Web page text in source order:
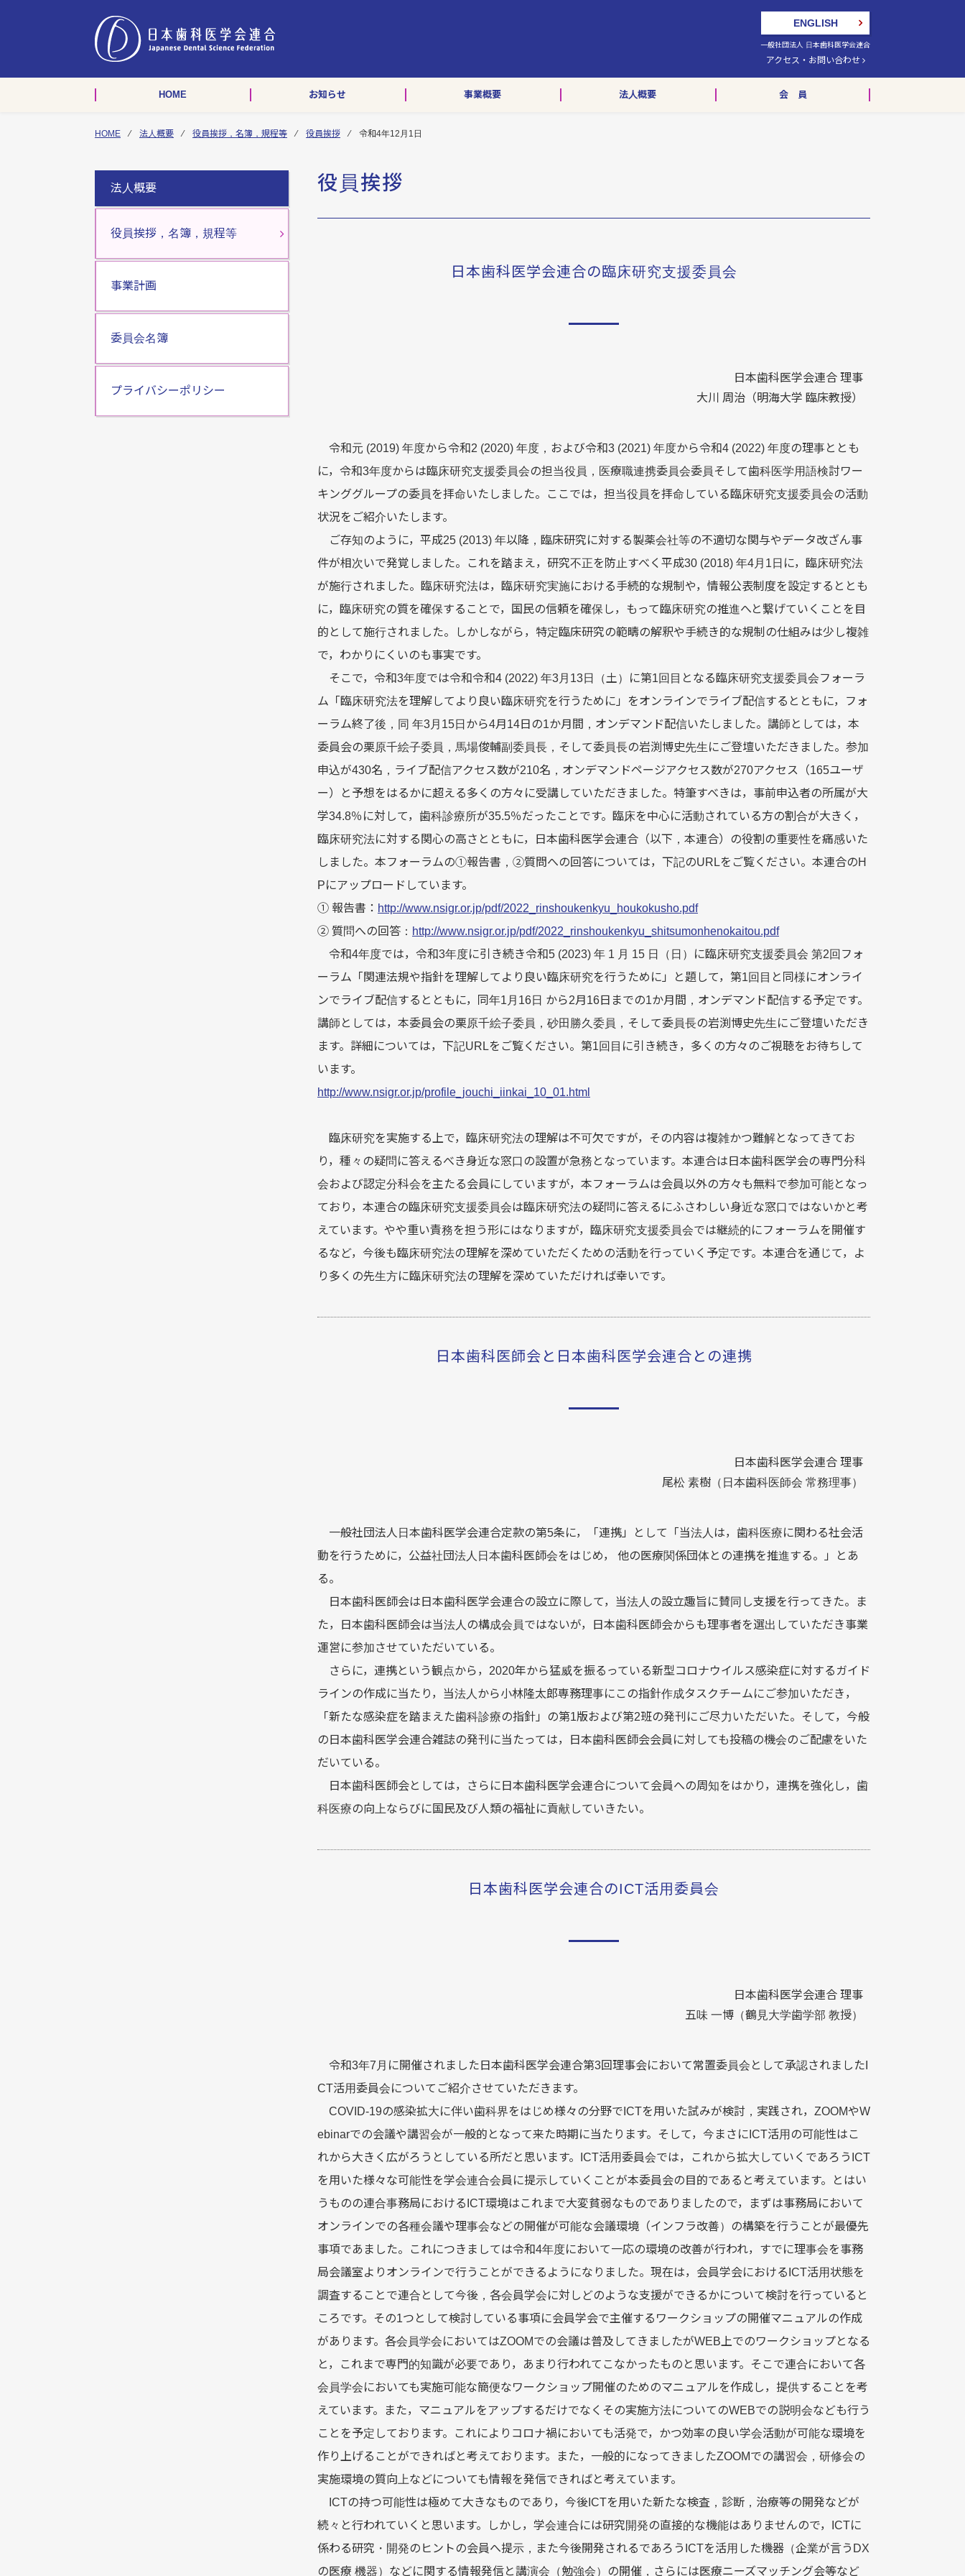
ENGLISH
一般社団法人 日本歯科医学会連合
アクセス・お問い合わせ
HOME お知らせ 事業概要 法人概要 会 員
HOME ⁄ 法人概要 ⁄ 役員挨拶，名簿，規程等 ⁄ 役員挨拶 ⁄ 令和4年12月1日
役員挨拶
日本歯科医学会連合の臨床研究支援委員会
日本歯科医学会連合 理事
大川 周治（明海大学 臨床教授）
令和元 (2019) 年度から令和2 (2020) 年度，および令和3 (2021) 年度から令和4 (2022) 年度の理事ととも
に，令和3年度からは臨床研究支援委員会の担当役員，医療職連携委員会委員そして歯科医学用語検討ワー
キンググループの委員を拝命いたしました。ここでは，担当役員を拝命している臨床研究支援委員会の活動
状況をご紹介いたします。
ご存知のように，平成25 (2013) 年以降，臨床研究に対する製薬会社等の不適切な関与やデータ改ざん事
件が相次いで発覚しました。これを踏まえ，研究不正を防止すべく平成30 (2018) 年4月1日に，臨床研究法
が施行されました。臨床研究法は，臨床研究実施における手続的な規制や，情報公表制度を設定するととも
に，臨床研究の質を確保することで，国民の信頼を確保し，もって臨床研究の推進へと繋げていくことを目
的として施行されました。しかしながら，特定臨床研究の範疇の解釈や手続き的な規制の仕組みは少し複雑
で，わかりにくいのも事実です。
そこで，令和3年度では令和令和4 (2022) 年3月13日（土）に第1回目となる臨床研究支援委員会フォーラ
ム「臨床研究法を理解してより良い臨床研究を行うために」をオンラインでライブ配信するとともに，フォ
ーラム終了後，同 年3月15日から4月14日の1か月間，オンデマンド配信いたしました。講師としては，本
委員会の栗原千絵子委員，馬場俊輔副委員長，そして委員長の岩渕博史先生にご登壇いただきました。参加
申込が430名，ライブ配信アクセス数が210名，オンデマンドページアクセス数が270アクセス（165ユーザ
ー）と予想をはるかに超える多くの方々に受講していただきました。特筆すべきは，事前申込者の所属が大
学34.8％に対して，歯科診療所が35.5％だったことです。臨床を中心に活動されている方の割合が大きく，
臨床研究法に対する関心の高さとともに，日本歯科医学会連合（以下，本連合）の役割の重要性を痛感いた
しました。本フォーラムの①報告書，②質問への回答については，下記のURLをご覧ください。本連合のH
Pにアップロードしています。
① 報告書： http://www.nsigr.or.jp/pdf/2022_rinshoukenkyu_houkokusho.pdf
② 質問への回答： http://www.nsigr.or.jp/pdf/2022_rinshoukenkyu_shitsumonhenokaitou.pdf
令和4年度では，令和3年度に引き続き令和5 (2023) 年 1 月 15 日（日）に臨床研究支援委員会 第2回フォ
ーラム「関連法規や指針を理解してより良い臨床研究を行うために」と題して，第1回目と同様にオンライ
ンでライブ配信するとともに，同年1月16日 から2月16日までの1か月間，オンデマンド配信する予定です。
講師としては，本委員会の栗原千絵子委員，砂田勝久委員，そして委員長の岩渕博史先生にご登壇いただき
ます。詳細については，下記URLをご覧ください。第1回目に引き続き，多くの方々のご視聴をお待ちして
います。
http://www.nsigr.or.jp/profile_jouchi_iinkai_10_01.html
臨床研究を実施する上で，臨床研究法の理解は不可欠ですが，その内容は複雑かつ難解となってきてお
り，種々の疑問に答えるべき身近な窓口の設置が急務となっています。本連合は日本歯科医学会の専門分科
会および認定分科会を主たる会員にしていますが，本フォーラムは会員以外の方々も無料で参加可能となっ
ており，本連合の臨床研究支援委員会は臨床研究法の疑問に答えるにふさわしい身近な窓口ではないかと考
えています。やや重い責務を担う形にはなりますが，臨床研究支援委員会では継続的にフォーラムを開催す
るなど，今後も臨床研究法の理解を深めていただくための活動を行っていく予定です。本連合を通じて，よ
り多くの先生方に臨床研究法の理解を深めていただければ幸いです。
日本歯科医師会と日本歯科医学会連合との連携
日本歯科医学会連合 理事
尾松 素樹（日本歯科医師会 常務理事）
一般社団法人日本歯科医学会連合定款の第5条に，「連携」として「当法人は，歯科医療に関わる社会活
動を行うために，公益社団法人日本歯科医師会をはじめ， 他の医療関係団体との連携を推進する。」とあ
る。
日本歯科医師会は日本歯科医学会連合の設立に際して，当法人の設立趣旨に賛同し支援を行ってきた。ま
た，日本歯科医師会は当法人の構成会員ではないが，日本歯科医師会からも理事者を選出していただき事業
運営に参加させていただいている。
さらに，連携という観点から，2020年から猛威を振るっている新型コロナウイルス感染症に対するガイド
ラインの作成に当たり，当法人から小林隆太郎専務理事にこの指針作成タスクチームにご参加いただき，
「新たな感染症を踏まえた歯科診療の指針」の第1版および第2班の発刊にご尽力いただいた。そして，今般
の日本歯科医学会連合雑誌の発刊に当たっては，日本歯科医師会会員に対しても投稿の機会のご配慮をいた
だいている。
日本歯科医師会としては，さらに日本歯科医学会連合について会員への周知をはかり，連携を強化し，歯
科医療の向上ならびに国民及び人類の福祉に貢献していきたい。
日本歯科医学会連合のICT活用委員会
日本歯科医学会連合 理事
五味 一博（鶴見大学歯学部 教授）
令和3年7月に開催されました日本歯科医学会連合第3回理事会において常置委員会として承認されましたI
CT活用委員会についてご紹介させていただきます。
COVID-19の感染拡大に伴い歯科界をはじめ様々の分野でICTを用いた試みが検討，実践され，ZOOMやW
ebinarでの会議や講習会が一般的となって来た時期に当たります。そして，今まさにICT活用の可能性はこ
れから大きく広がろうとしている所だと思います。ICT活用委員会では，これから拡大していくであろうICT
を用いた様々な可能性を学会連合会員に提示していくことが本委員会の目的であると考えています。とはい
うものの連合事務局におけるICT環境はこれまで大変貧弱なものでありましたので，まずは事務局において
オンラインでの各種会議や理事会などの開催が可能な会議環境（インフラ改善）の構築を行うことが最優先
事項であました。これにつきましては令和4年度において一応の環境の改善が行われ，すでに理事会を事務
局会議室よりオンラインで行うことができるようになりました。現在は，会員学会におけるICT活用状態を
調査することで連合として今後，各会員学会に対しどのような支援ができるかについて検討を行っていると
ころです。その1つとして検討している事項に会員学会で主催するワークショップの開催マニュアルの作成
があります。各会員学会においてはZOOMでの会議は普及してきましたがWEB上でのワークショップとなる
と，これまで専門的知識が必要であり，あまり行われてこなかったものと思います。そこで連合において各
会員学会においても実施可能な簡便なワークショップ開催のためのマニュアルを作成し，提供することを考
えています。また，マニュアルをアップするだけでなくその実施方法についてのWEBでの説明会なども行う
ことを予定しております。これによりコロナ禍においても活発で，かつ効率の良い学会活動が可能な環境を
作り上げることができればと考えております。また，一般的になってきましたZOOMでの講習会，研修会の
実施環境の質向上などについても情報を発信できればと考えています。
ICTの持つ可能性は極めて大きなものであり，今後ICTを用いた新たな検査，診断，治療等の開発などが
続々と行われていくと思います。しかし，学会連合には研究開発の直接的な機能はありませんので，ICTに
係わる研究・開発のヒントの会員へ提示，また今後開発されるであろうICTを活用した機器（企業が言うDX
の医療 機器）などに関する情報発信と講演会（勉強会）の開催，さらには医療ニーズマッチング会等など
法人概要
役員挨拶，名簿，規程等
事業計画
委員会名簿
プライバシーポリシー
会 員